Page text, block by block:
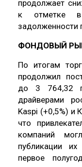
продолжает
к отметке
задолженности
ФОНДОВЫЙ
По итогам
продолжил
до 3 764,32
драйверами
Kaspi (+0,5%) и
что
компаний
публикации
первое